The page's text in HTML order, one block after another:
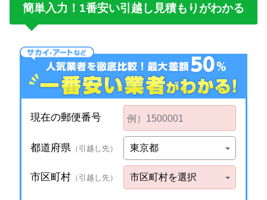
簡単入力！1番安い引越し見積もりがわかる